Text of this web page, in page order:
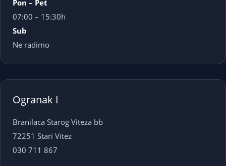
Pon – Pet
07:00 – 15:30h
Sub
Ne radimo
Ogranak I
Branilaca Starog Viteza bb
72251 Stari Vitez
030 711 867